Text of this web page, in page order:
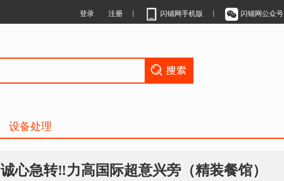
登录 注册 丨 闪铺网手机版 丨 闪铺网公众号
设备处理
诚心急转‼️力高国际超意兴旁（精装餐馆）